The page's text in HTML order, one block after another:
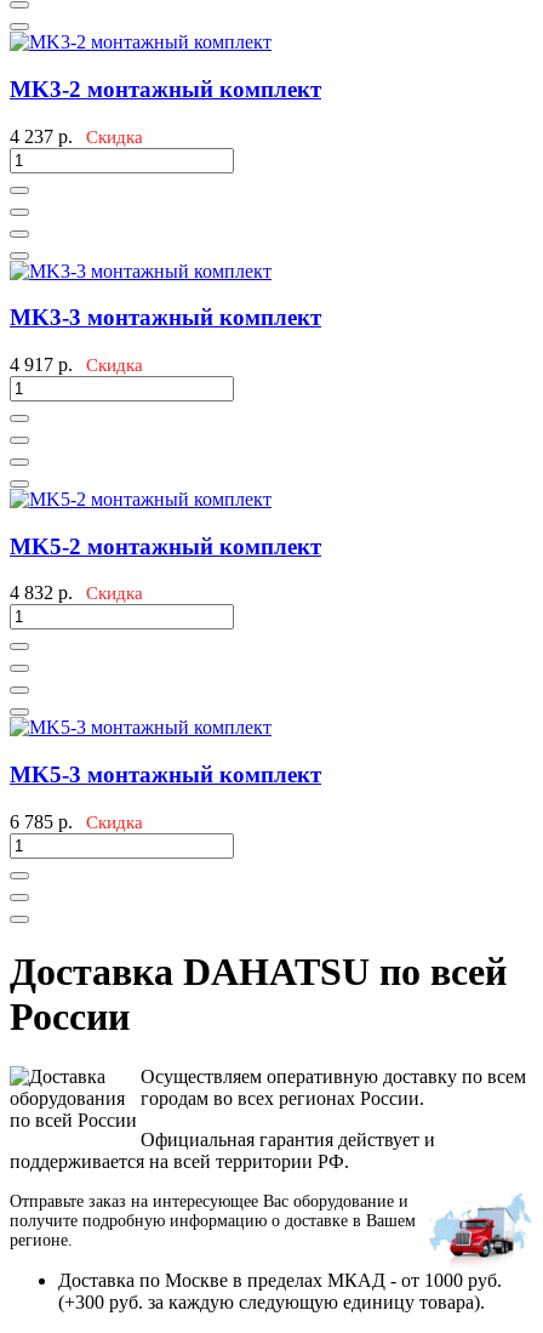
MK3-2 монтажный комплект
4 237 р. Скидка
MK3-3 монтажный комплект
4 917 р. Скидка
MK5-2 монтажный комплект
4 832 р. Скидка
MK5-3 монтажный комплект
6 785 р. Скидка
Доставка DAHATSU по всей
России
Осуществляем оперативную доставку по всем
городам во всех регионах России.
Официальная гарантия действует и
поддерживается на всей территории РФ.
Отправьте заказ на интересующее Вас оборудование и
получите подробную информацию о доставке в Вашем
регионе.
Доставка по Москве в пределах МКАД - от 1000 руб.
(+300 руб. за каждую следующую единицу товара).